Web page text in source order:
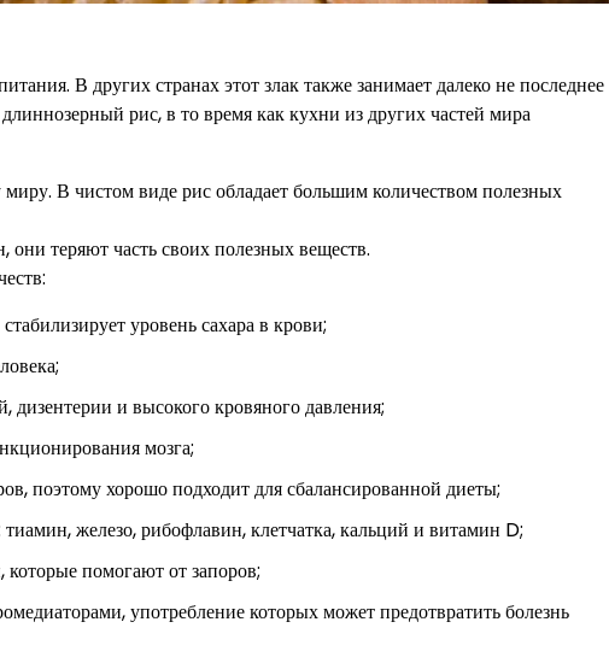
В других странах этот злак также занимает далеко не последнее
рис, в то время как кухни из других частей мира
В чистом виде рис обладает большим количеством полезных
они теряют часть своих полезных веществ.
уровень сахара в крови;
и высокого кровяного давления;
мозга;
поэтому хорошо подходит для сбалансированной диеты;
железо, рибофлавин, клетчатка, кальций и витамин D;
которые помогают от запоров;
употребление которых может предотвратить болезнь